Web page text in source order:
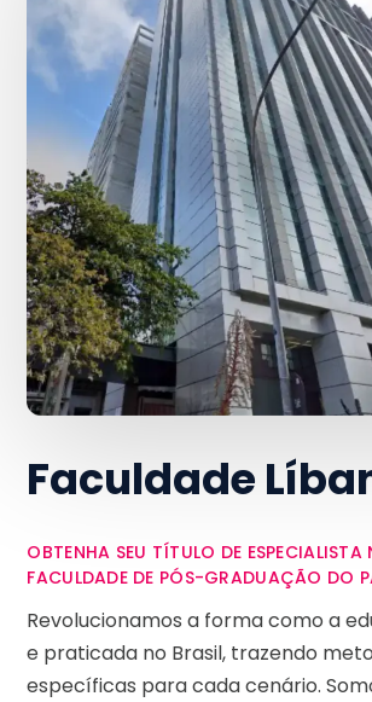
Faculdade
OBTENHA SEU TÍTULO DE ESPECIALISTA
FACULDADE DE PÓS-GRADUAÇÃO DO
Revolucionamos a forma como a
e praticada no Brasil, trazendo
específicas para cada cenário.